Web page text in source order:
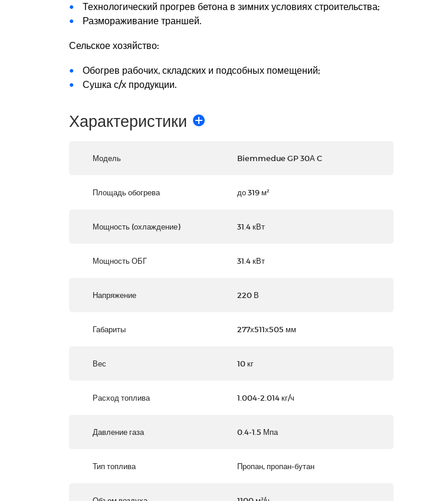
Технологический прогрев бетона в зимних условиях строительства;
Размораживание траншей.
Сельское хозяйство:
Обогрев рабочих, складских и подсобных помещений;
Сушка с/х продукции.
Характеристики
Модель Biemmedue GP 30А C
Площадь обогрева до 319 м²
Мощность (охлаждение) 31.4 кВт
Мощность ОБГ 31.4 кВт
Напряжение 220 В
Габариты 277х511х505 мм
Вес 10 кг
Расход топлива 1.004-2.014 кг/ч
Давление газа 0.4-1.5 Мпа
Тип топлива Пропан, пропан-бутан